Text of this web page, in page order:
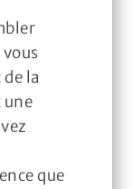
la
une
que